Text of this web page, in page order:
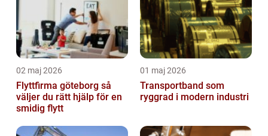
02 maj 2026
Flyttfirma göteborg så
väljer du rätt hjälp för en
smidig flytt
01 maj 2026
Transportband som
ryggrad i modern industri